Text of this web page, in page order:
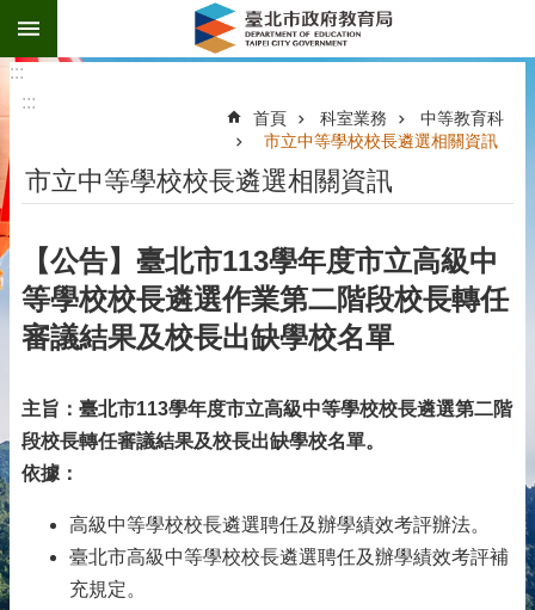
跳到主要內容區塊
:::
:::
首頁 科室業務
中等教育科
市立中等學校校長遴選相關資訊
市立中等學校校長遴選相關資訊
【公告】臺北市113學年度市立高級中
等學校校長遴選作業第二階段校長轉任
審議結果及校長出缺學校名單
主旨：臺北市113學年度市立高級中等學校校長遴選第二階
段校長轉任審議結果及校長出缺學校名單。
依據：
高級中等學校校長遴選聘任及辦學績效考評辦法。
臺北市高級中等學校校長遴選聘任及辦學績效考評補
充規定。